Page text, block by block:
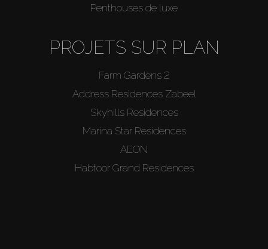
Penthouses de luxe
PROJETS SUR PLAN
Farm Gardens 2
Address Residences Zabeel
Skyhills Residences
Marina Star Residences
AEON
Habtoor Grand Residences